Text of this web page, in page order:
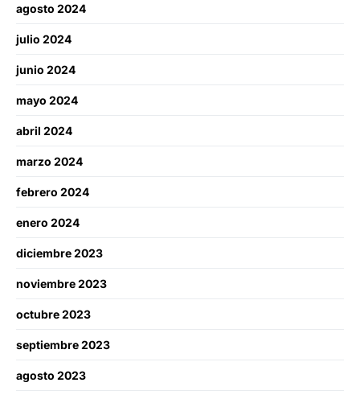
agosto 2024
julio 2024
junio 2024
mayo 2024
abril 2024
marzo 2024
febrero 2024
enero 2024
diciembre 2023
noviembre 2023
octubre 2023
septiembre 2023
agosto 2023